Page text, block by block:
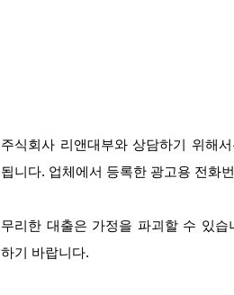
주식회사 리앤대부와 상담하기 위해
됩니다. 업체에서 등록한 광고용 전화
무리한 대출은 가정을 파괴할 수 있
하기 바랍니다.